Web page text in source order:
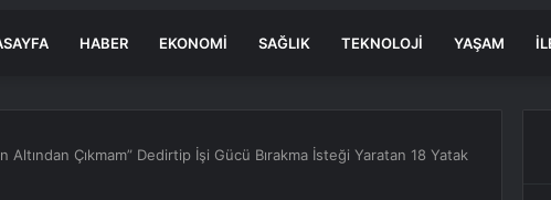
HABER EKONOMI SAĞLIK TEKNOLOJI YAŞAM
Altından Çıkmam” Dedirtip İşi Gücü Bırakma İsteği Yaratan 18 Yatak